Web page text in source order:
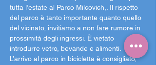
tutta l’estate al Parco Milcovich,
. Il rispetto
del parco è tanto importante quanto quello
del vicinato, invitiamo a non fare rumore in
prossimità degli ingressi. È vietato
introdurre vetro, bevande e alimenti.
L’arrivo al parco in bicicletta è consigliato,